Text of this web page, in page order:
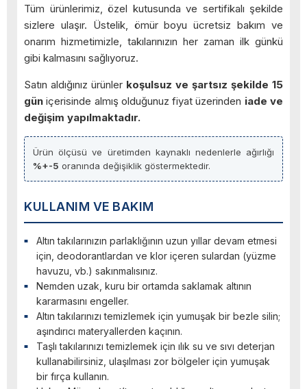
Tüm ürünlerimiz, özel kutusunda ve sertifikalı şekilde
sizlere ulaşır. Üstelik, ömür boyu ücretsiz bakım ve
onarım hizmetimizle, takılarınızın her zaman ilk günkü
gibi kalmasını sağlıyoruz.
Satın aldığınız ürünler koşulsuz ve şartsız şekilde 15
gün içerisinde almış olduğunuz fiyat üzerinden iade ve
değişim yapılmaktadır.
Ürün ölçüsü ve üretimden kaynaklı nedenlerle ağırlığı
%+-5 oranında değişiklik göstermektedir.
KULLANIM VE BAKIM
Altın takılarınızın parlaklığının uzun yıllar devam etmesi
için, deodorantlardan ve klor içeren sulardan (yüzme
havuzu, vb.) sakınmalısınız.
Nemden uzak, kuru bir ortamda saklamak altının
kararmasını engeller.
Altın takılarınızı temizlemek için yumuşak bir bezle silin;
aşındırıcı materyallerden kaçının.
Taşlı takılarınızı temizlemek için ılık su ve sıvı deterjan
kullanabilirsiniz, ulaşılması zor bölgeler için yumuşak
bir fırça kullanın.